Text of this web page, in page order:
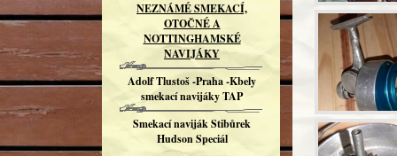
NEZNÁMÉ SMEKACÍ,
OTOČNÉ A
NOTTINGHAMSKÉ
NAVIJÁKY
Adolf Tlustoš -Praha -Kbely
smekací navijáky TAP
Smekací naviják Stibůrek
Hudson Speciál